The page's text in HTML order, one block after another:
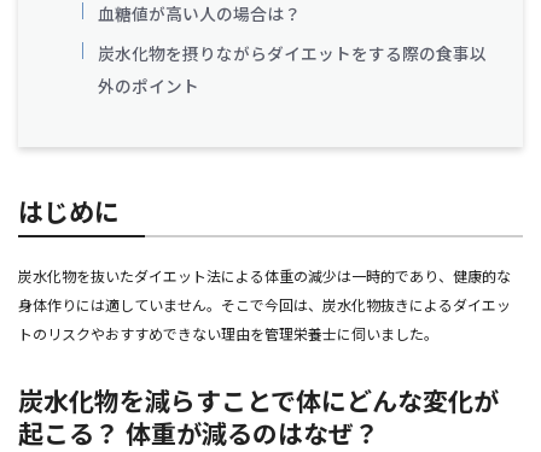
血糖値が高い人の場合は？
炭水化物を摂りながらダイエットをする際の食事以
外のポイント
はじめに
炭水化物を抜いたダイエット法による体重の減少は一時的であり、健康的な
身体作りには適していません。そこで今回は、炭水化物抜きによるダイエッ
トのリスクやおすすめできない理由を管理栄養士に伺いました。
炭水化物を減らすことで体にどんな変化が
起こる？ 体重が減るのはなぜ？